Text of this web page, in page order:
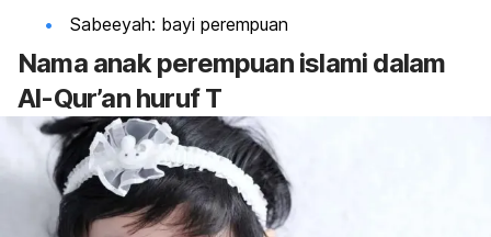
Sabeeyah: bayi perempuan
Nama anak perempuan islami dalam
Al-Qur’an huruf T